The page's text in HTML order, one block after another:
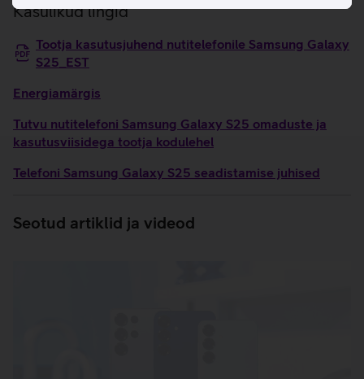
Kasulikud lingid
Tootja kasutusjuhend nutitelefonile Samsung Galaxy
S25_EST
Energiamärgis
Tutvu nutitelefoni Samsung Galaxy S25 omaduste ja
kasutusviisidega tootja kodulehel
Telefoni Samsung Galaxy S25 seadistamise juhised
Seotud artiklid ja videod